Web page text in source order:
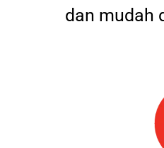
dan mudah